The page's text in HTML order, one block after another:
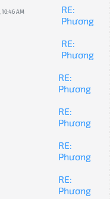
AM
RE:
Phương
RE:
Phương
RE:
Phương
RE:
Phương
RE:
Phương
RE:
Phương